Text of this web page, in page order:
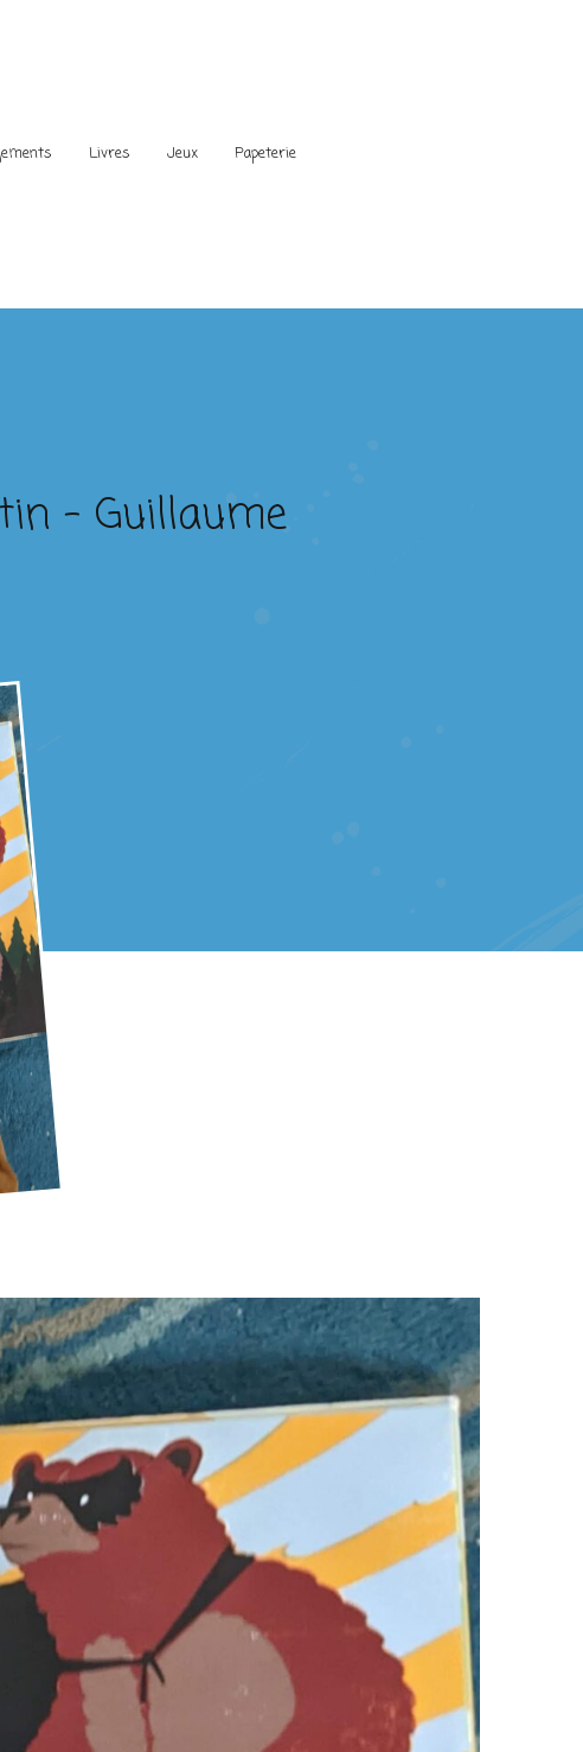
Livres Jeux Papeterie
– Guillaume